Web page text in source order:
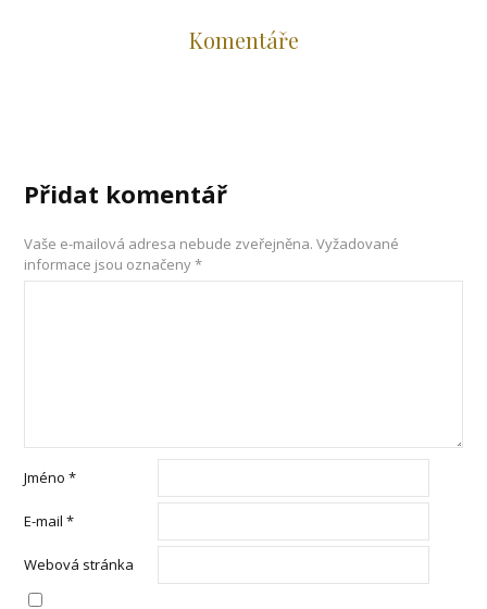
Komentáře
Přidat komentář
Vaše e-mailová adresa nebude zveřejněna. Vyžadované
informace jsou označeny*
Jméno*
E-mail*
Webová stránka